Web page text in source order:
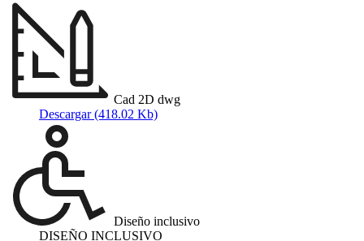
Cad 2D dwg
Descargar (418.02 Kb)
Diseño inclusivo
DISEÑO INCLUSIVO